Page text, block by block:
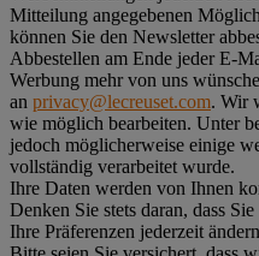
Mitteilung angegebenen
können Sie den Newsletter
Abbestellen am Ende jeder E-
Werbung mehr von uns
an privacy@lecreuset.com. Wir
wie möglich bearbeiten. Unter
jedoch möglicherweise einige
vollständig verarbeitet wurde.
Ihre Daten werden von Ihnen
Denken Sie stets daran, dass
Ihre Präferenzen jederzeit